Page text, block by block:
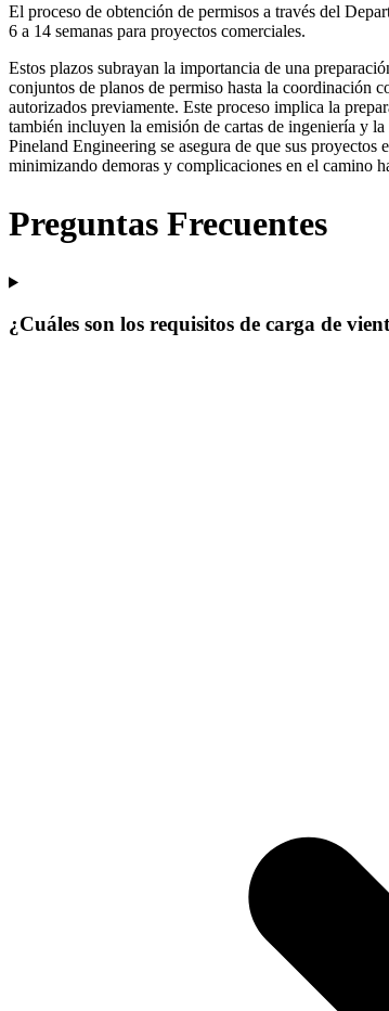
El proceso de obtención de permisos a través del
6 a 14 semanas para proyectos comerciales.
Estos plazos subrayan la importancia de una
conjuntos de planos de permiso hasta la coordinación
autorizados previamente. Este proceso implica la
también incluyen la emisión de cartas de ingeniería y
Pineland Engineering se asegura de que sus
minimizando demoras y complicaciones en el camino
Preguntas Frecuentes
¿Cuáles son los requisitos de carga de